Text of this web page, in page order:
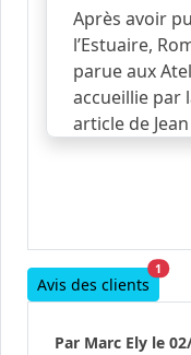
Après avoir
l’Estuaire,
parue aux
accueillie par
article de
une rue
balnéaire de
grande
suite...
Avis des clients
1
Par Marc Ely le